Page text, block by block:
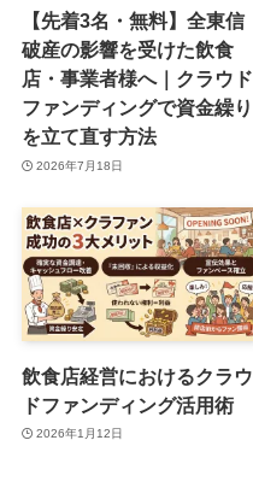
【先着3名・無料】全東信
破産の影響を受けた飲食
店・事業者様へ｜クラウド
ファンディングで資金繰り
を立て直す方法
2026年7月18日
飲食店経営におけるクラウ
ドファンディング活用術
2026年1月12日